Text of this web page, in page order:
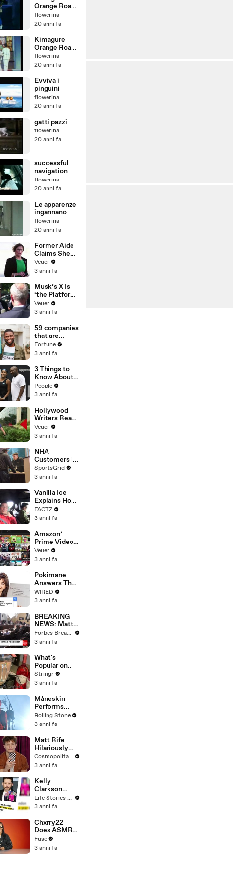
Orange Road
episodio 14
flowerina
20 anni fa
Kimagure
Orange Road -
episodio 11
flowerina
20 anni fa
Evviva i
pinguini
flowerina
20 anni fa
gatti pazzi
flowerina
20 anni fa
successful
navigation
flowerina
20 anni fa
Le apparenze
ingannano
flowerina
20 anni fa
Former Aide
Claims She
Was Asked to
Make a ‘Hit
Trump
Veuer
3 anni fa
Musk’s X Is
‘the Platform
With the
Largest Ratio
Misinformatio
n or
Disinformatio
n’ Amongst
All Social
Media
Platforms
Veuer
3 anni fa
59 companies
that are
changing the
world: From
Chobani
Fortune
3 anni fa
3 Things to
Know About
Coco Gauff's
Parents
People
3 anni fa
Hollywood
Writers Reach
‘Tentative
Agreement’
After 146 Day
Strike
Veuer
3 anni fa
NHA
Customers in
Limbo as
Company
Potential
Merger
SportsGrid
3 anni fa
Vanilla Ice
Explains How
the 90’s
Shaped
FACTZ
3 anni fa
Amazon’
Prime Video
Will Show
Commercials
Year
Veuer
3 anni fa
Pokimane
Answers The
Web's Most
Searched
WIRED
3 anni fa
BREAKING
NEWS: Matt
Gaetz Tells
House
'I'm Not Going
To Vote For A
Continuing
Resolution'
Forbes Breaking News
3 anni fa
What's
Popular on
Uber Eats?
Stringr
3 anni fa
Måneskin
Performs
"HONEY" at
MSG
Rolling Stone
3 anni fa
Matt Rife
Hilariously
Roasts Your
Dating
Cosmopolitan
Cosmopolitan USA
3 anni fa
Kelly
Clarkson
Fights Back
Against
Blackstock In
Devastating
Divorce
Battle
Life Stories By Goalcast
3 anni fa
Chxrry22
Does ASMR
with Matcha,
Talks Using
Fuse
3 anni fa